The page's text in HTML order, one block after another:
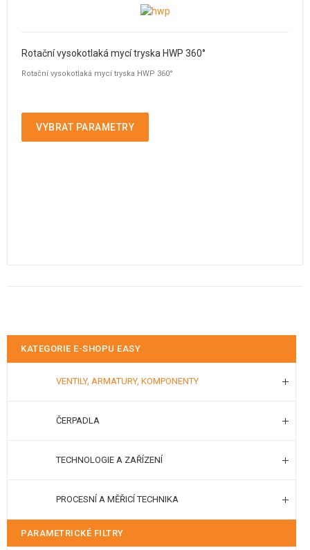
Rotační vysokotlaká mycí tryska HWP 360°
Rotační vysokotlaká mycí tryska HWP 360°
VYBRAT PARAMETRY
KATEGORIE E-SHOPU EASY
VENTILY, ARMATURY, KOMPONENTY
ČERPADLA
TECHNOLOGIE A ZAŘÍZENÍ
PROCESNÍ A MĚŘICÍ TECHNIKA
PARAMETRICKÉ FILTRY